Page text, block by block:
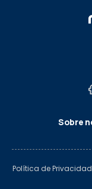
Sobre
Política de Privacidad